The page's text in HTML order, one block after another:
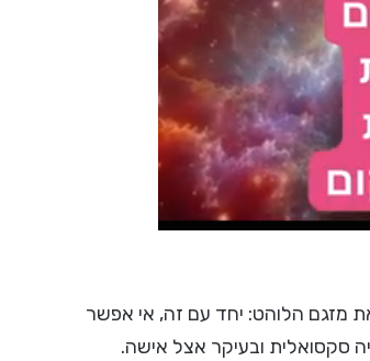
מזגם הלוהט: יחד עם זה, אי אפשר
סקסואלית ובעיקר אצל אישה.